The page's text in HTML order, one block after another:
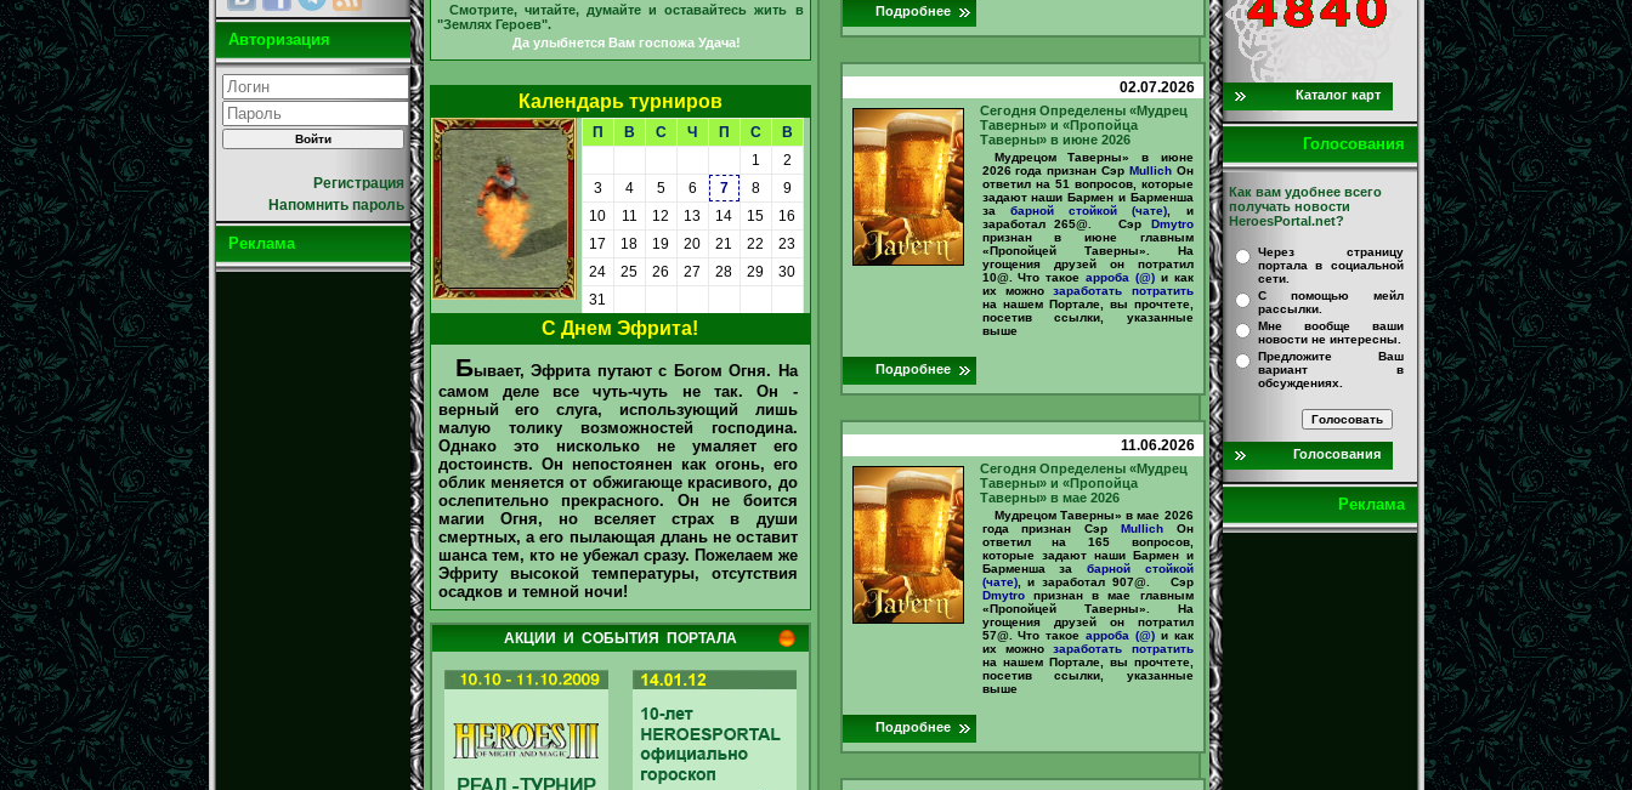
Авторизация
Регистрация
Напомнить пароль
Реклама
Смотрите, читайте, думайте и оставайтесь жить в
"Землях Героев".
Да улыбнется Вам госпожа Удача!
Календарь турниров
П В С Ч П С
В
1
2
3
4 5 6 7 8
9
10
11 12 13 14 15
16
17
18 19 20 21 22
23
24
25 26 27 28 29
30
31
C Днем Эфрита!
Бывает, Эфрита путают с Богом Огня. На
самом деле все чуть-чуть не так. Он -
верный его слуга, использующий лишь
малую толику возможностей господина.
Однако это нисколько не умаляет его
достоинств. Он непостоянен как огонь, его
облик меняется от обжигающе красивого, до
ослепительно прекрасного. Он не боится
магии Огня, но вселяет страх в души
смертных, а его пылающая длань не оставит
шанса тем, кто не убежал сразу. Пожелаем же
Эфриту высокой температуры, отсутствия
осадков и темной ночи!
АКЦИИ И СОБЫТИЯ ПОРТАЛА
Подробнее
02.07.2026
Подробнее
Сегодня Определены «Мудрец
Таверны» и «Пропойца
Таверны» в июне 2026
Мудрецом Таверны» в июне
2026 года признан Сэр MullichОн
ответил на 51 вопросов, которые
задают наши Бармен и Барменша
за барной стойкой (чате) , и
заработал 265@. Сэр Dmytro
признан в июне главным
«Пропойцей Таверны». На
угощения друзей он потратил
10@. Что такое арроба (@)и как
их можнозаработать
потратить
на нашем Портале, вы прочтете,
посетив ссылки, указанные
выше
11.06.2026
Подробнее
Сегодня Определены «Мудрец
Таверны» и «Пропойца
Таверны» в мае 2026
Мудрецом Таверны» в мае 2026
года признан Сэр MullichОн
ответил на 165 вопросов,
которые задают наши Бармен и
Барменша за барной стойкой
(чате), и заработал 907@. Сэр
Dmytroпризнан в мае главным
«Пропойцей Таверны». На
угощения друзей он потратил
57@. Что такое арроба (@)и как
их можнозаработать
потратить
на нашем Портале, вы прочтете,
посетив ссылки, указанные
выше
Каталог карт
Голосования
Как вам удобнее всего
получать новости
HeroesPortal.net?
Через страницу
портала в социальной
сети.
С помощью мейл
рассылки.
Мне вообще ваши
новости не интересны.
Предложите Ваш
вариант в
обсуждениях.
Голосования
Реклама